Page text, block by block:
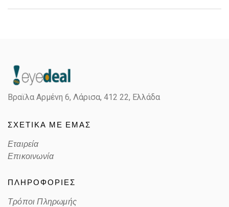
Color
Lens Color BROWN
Color code
Βραϊλα Αρμένη 6, Λάρισα, 412 22, Ελλάδα
ΣΧΕΤΙΚΑ ΜΕ ΕΜΑΣ
Εταιρεία
Επικοινωνία
ΠΛΗΡΟΦΟΡΙΕΣ
Τρόποι Πληρωμής